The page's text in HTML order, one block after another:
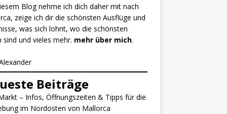
Blog nehme ich dich daher mit nach
zeige ich dir die schönsten Ausflüge und
was sich lohnt, wo die schönsten
sind und vieles mehr. mehr über mich.
Beiträge
– Infos, Öffnungszeiten & Tipps für die
im Nordosten von Mallorca